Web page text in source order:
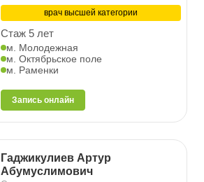
врач высшей категории
Стаж 5 лет
м. Молодежная
м. Октябрьское поле
м. Раменки
Запись онлайн
Гаджикулиев Артур
Абумуслимович